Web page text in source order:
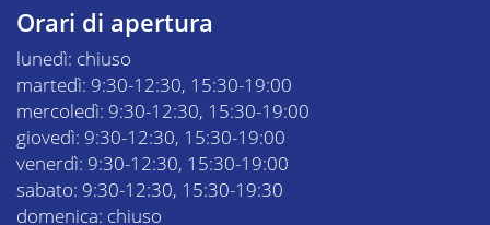
Orari di apertura
lunedì: chiuso
martedì: 9:30-12:30, 15:30-19:00
mercoledì: 9:30-12:30, 15:30-19:00
giovedì: 9:30-12:30, 15:30-19:00
venerdì: 9:30-12:30, 15:30-19:00
sabato: 9:30-12:30, 15:30-19:30
domenica: chiuso